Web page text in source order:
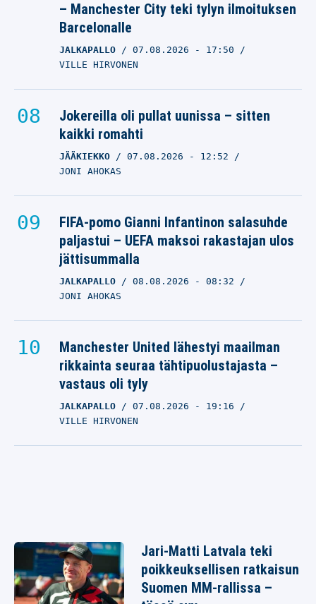
– Manchester City teki tylyn ilmoituksen
Barcelonalle
JALKAPALLO 07.08.2026 - 17:50
VILLE HIRVONEN
Jokereilla oli pullat uunissa – sitten
kaikki romahti
JÄÄKIEKKO 07.08.2026 - 12:52
JONI AHOKAS
FIFA-pomo Gianni Infantinon salasuhde
paljastui – UEFA maksoi rakastajan ulos
jättisummalla
JALKAPALLO 08.08.2026 - 08:32
JONI AHOKAS
Manchester United lähestyi maailman
rikkainta seuraa tähtipuolustajasta –
vastaus oli tyly
JALKAPALLO 07.08.2026 - 19:16
VILLE HIRVONEN
Jari-Matti Latvala teki
poikkeuksellisen ratkaisun
Suomen MM-rallissa –